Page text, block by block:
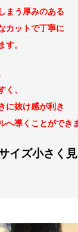
まう厚みのある
カットで丁寧に
す。
く、
に抜け感が利き
へ導くことができ
イズ小さく